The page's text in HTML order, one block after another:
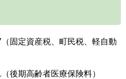
固定資産税、町民税、軽自動
後期高齢者医療保険料）